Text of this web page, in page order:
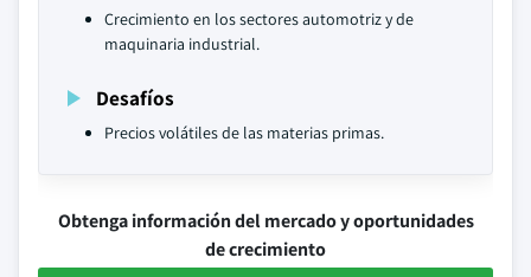
Crecimiento en los sectores automotriz y de
maquinaria industrial.
Desafíos
Precios volátiles de las materias primas.
Obtenga información del mercado y oportunidades
de crecimiento